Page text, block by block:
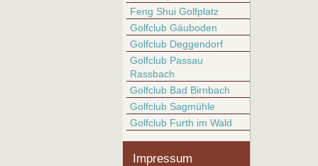
Feng Shui Golfplatz
Golfclub Gäuboden
Golfclub Deggendorf
Golfclub Passau
Rassbach
Golfclub Bad Birnbach
Golfclub Sagmühle
Golfclub Furth im Wald
Impressum